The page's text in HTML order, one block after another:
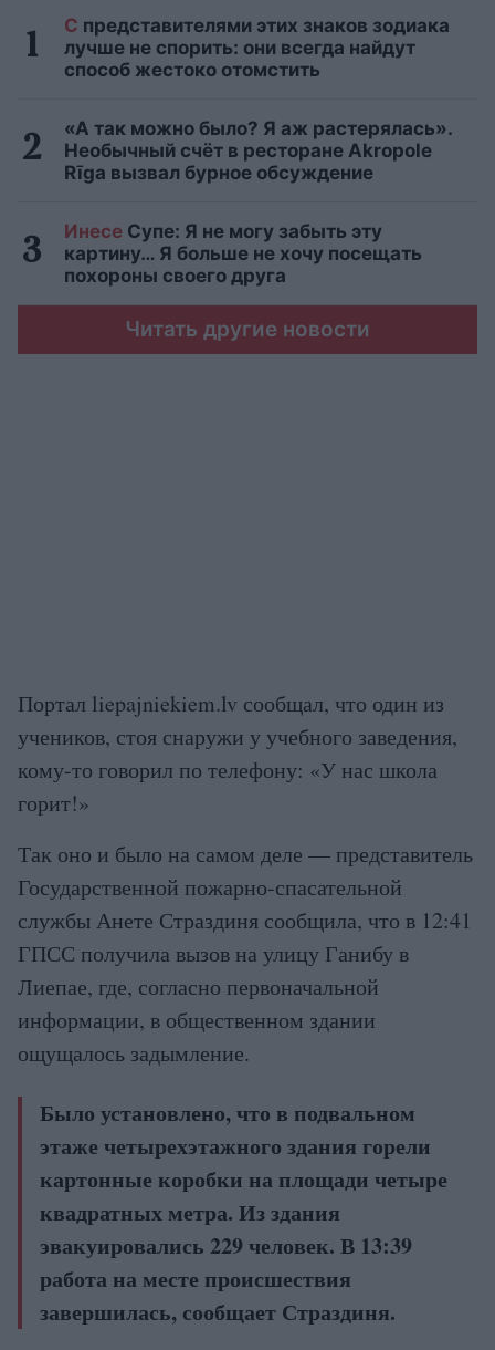
С представителями этих знаков зодиака
лучше не спорить: они всегда найдут
способ жестоко отомстить
«А так можно было? Я аж растерялась».
Необычный счёт в ресторане Akropole
Rīga вызвал бурное обсуждение
Инесе Супе: Я не могу забыть эту
картину… Я больше не хочу посещать
похороны своего друга
Читать другие новости
Портал liepajniekiem.lv сообщал, что один из
учеников, стоя снаружи у учебного заведения,
кому-то говорил по телефону: «У нас школа
горит!»
Так оно и было на самом деле — представитель
Государственной пожарно-спасательной
службы Анете Страздиня сообщила, что в 12:41
ГПСС получила вызов на улицу Ганибу в
Лиепае, где, согласно первоначальной
информации, в общественном здании
ощущалось задымление.
Было установлено, что в подвальном
этаже четырехэтажного здания горели
картонные коробки на площади четыре
квадратных метра. Из здания
эвакуировались 229 человек. В 13:39
работа на месте происшествия
завершилась, сообщает Страздиня.